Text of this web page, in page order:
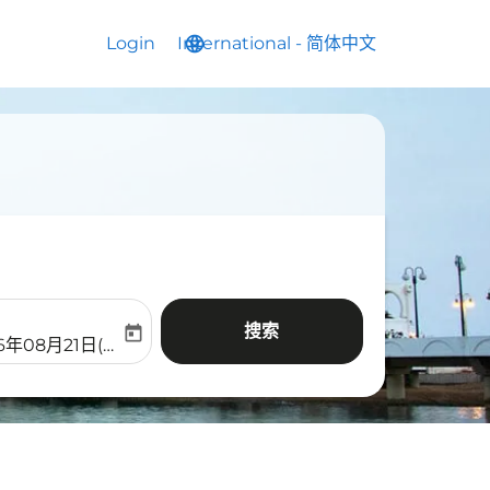
Login language
International - 简体中文
keyboard_arrow_down
label
return-date-aria-label
08月21日(周五)
today 搜索